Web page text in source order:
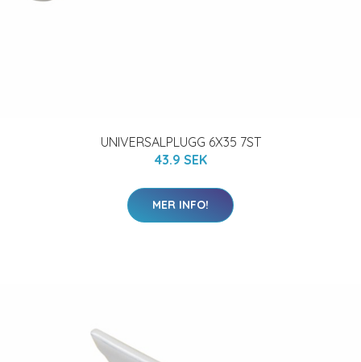
UNIVERSALPLUGG 6X35 7ST
43.9 SEK
MER INFO!